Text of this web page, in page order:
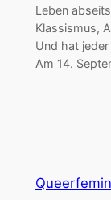
Leben
Klassismus,
Und hat
Am 14.